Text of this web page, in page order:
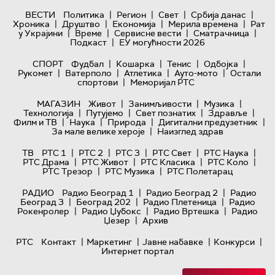
ВЕСТИ Политика | Регион | Свет | Србија данас |
Хроника | Друштво | Економија | Мерила времена | Рат
у Украјини | Време | Сервисне вести | Сматрачница |
Подкаст | ЕУ могућности 2026
СПОРТ
Фудбал | Кошарка | Тенис | Одбојка |
Рукомет | Ватерполо | Атлетика | Ауто-мото | Остали
спортови | Меморијал РТС
МАГАЗИН
Живот | Занимљивости | Музика |
Технологијa | Путујемо | Свет познатих | Здравље |
Филм и ТВ | Наука | Природа | Дигитални предузетник |
За мале велике хероје | Наизглед здрав
ТВ
РТС 1 | РТС 2 | РТС 3 | РТС Свет | РТС Наука |
РТС Драма | РТС Живот | РТС Класика | РТС Коло |
РТС Трезор | РТС Музика | РТС Полетарац
РАДИО
Радио Београд 1 | Радио Београд 2 | Радио
Београд 3 | Београд 202 | Радио Плетеница | Радио
Рокенролер | Радио Џубокс | Радио Вртешка | Радио
Џезер | Архив
РТС
Контакт | Маркетинг | Јавне набавке | Конкурси |
Интернет портал